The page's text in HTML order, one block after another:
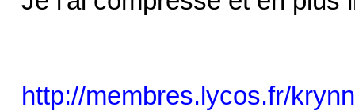
http://membres.lycos.fr/